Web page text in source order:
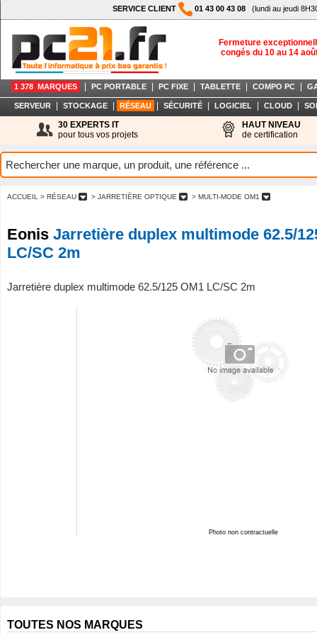
SERVICE CLIENT 01 43 00 43 08 (lundi au jeudi
Fermeture
congés du 10 au 14
1 378 MARQUES PC PORTABLE PC FIXE TABLETTE COMPO PC
SERVEUR STOCKAGE RÉSEAU SÉCURITÉ LOGICIEL CLOUD
30 EXPERTS IT
pour tous vos projets
HAUT NIVEAU
de certification
ACCUEIL > RÉSEAU > JARRETIÈRE OPTIQUE > MULTI-MODE OM1
Eonis Jarretière duplex multimode 62.5/
LC/SC 2m
Jarretière duplex multimode 62.5/125 OM1 LC/SC 2m
Photo non contractuelle
TOUTES NOS MARQUES